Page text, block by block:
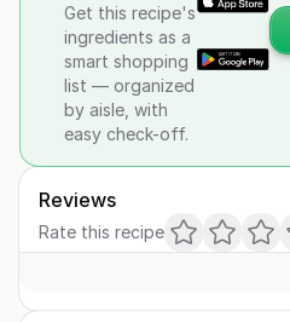
Get this recipe's
ingredients as a
smart shopping
list — organized
by aisle, with
easy check-off.
Reviews
Rate this recipe